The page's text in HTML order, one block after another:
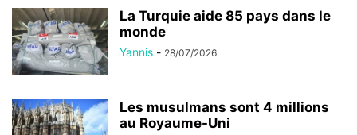
La Turquie aide 85 pays dans le
monde
Yannis - 28/07/2026
Les musulmans sont 4 millions
au Royaume-Uni